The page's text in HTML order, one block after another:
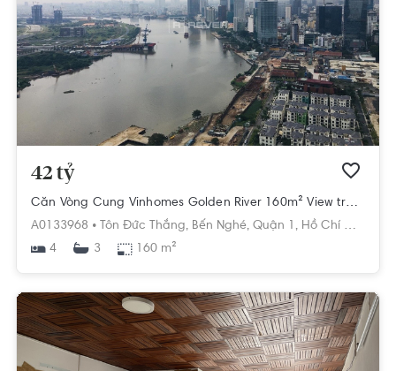
42 tỷ
Căn Vòng Cung Vinhomes Golden River 160m² View trọn Thủ Thiêm đẹp nhất dự án
A0133968 • Tôn Đức Thắng, Bến Nghé, Quận 1, Hồ Chí Minh
4
3 160 m²